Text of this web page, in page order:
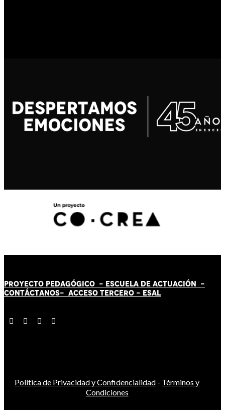
PROYECTO PEDAGÓGICO - ESCUELA DE ACTUACIÓN -
CONTÁCTANOS- ACCESO TERCERO - ESAL
Política de Privacidad y Confidencialidad - Términos y
Condiciones